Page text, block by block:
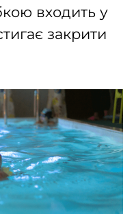
входить у
закрити